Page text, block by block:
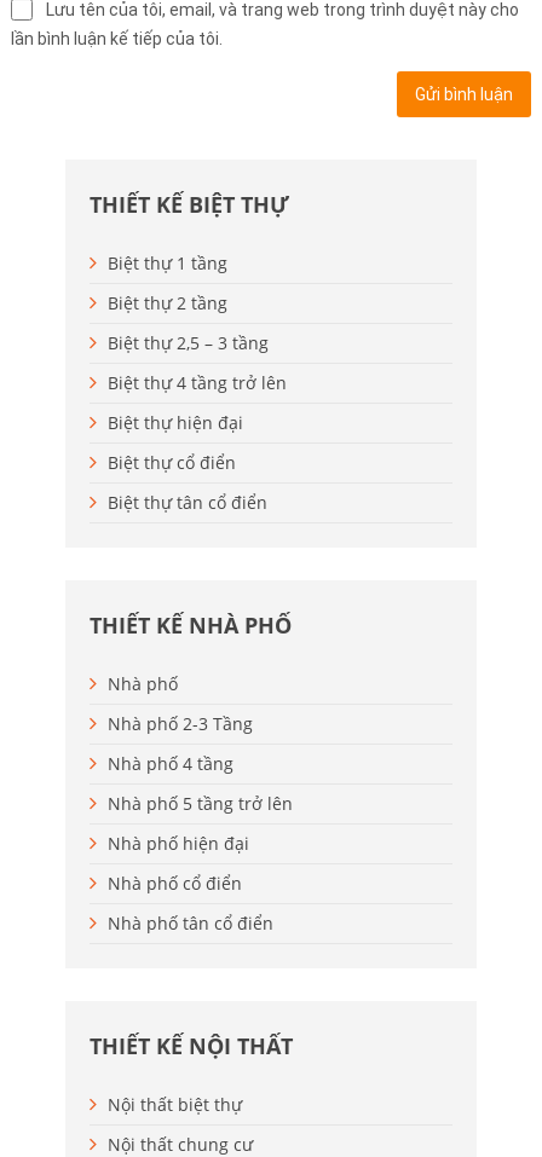
Lưu tên của tôi, email, và trang web trong trình duyệt này cho
lần bình luận kế tiếp của tôi.
THIẾT KẾ BIỆT THỰ
Biệt thự 1 tầng
Biệt thự 2 tầng
Biệt thự 2,5 – 3 tầng
Biệt thự 4 tầng trở lên
Biệt thự hiện đại
Biệt thự cổ điển
Biệt thự tân cổ điển
THIẾT KẾ NHÀ PHỐ
Nhà phố
Nhà phố 2-3 Tầng
Nhà phố 4 tầng
Nhà phố 5 tầng trở lên
Nhà phố hiện đại
Nhà phố cổ điển
Nhà phố tân cổ điển
THIẾT KẾ NỘI THẤT
Nội thất biệt thự
Nội thất chung cư